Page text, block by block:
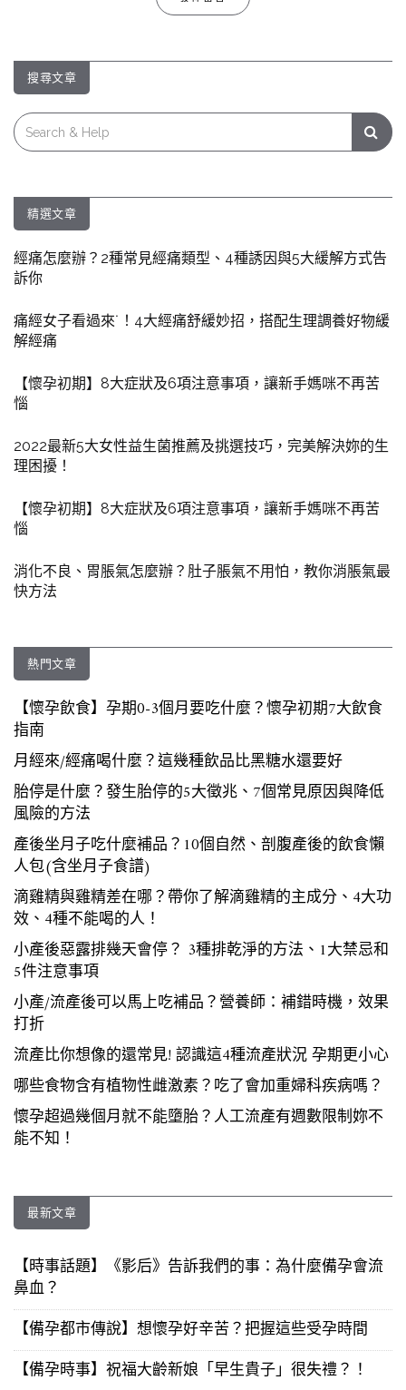
搜尋文章
Search
for:
精選文章
經痛怎麼辦？2種常見經痛類型、4種誘因與5大緩解方式告
訴你
痛經女子看過來˙！4大經痛舒緩妙招，搭配生理調養好物緩
解經痛
【懷孕初期】8大症狀及6項注意事項，讓新手媽咪不再苦
惱
2022最新5大女性益生菌推薦及挑選技巧，完美解決妳的生
理困擾！
【懷孕初期】8大症狀及6項注意事項，讓新手媽咪不再苦
惱
消化不良、胃脹氣怎麼辦？肚子脹氣不用怕，教你消脹氣最
快方法
熱門文章
【懷孕飲食】孕期0-3個月要吃什麼？懷孕初期7大飲食
指南
月經來/經痛喝什麼？這幾種飲品比黑糖水還要好
胎停是什麼？發生胎停的5大徵兆、7個常見原因與降低
風險的方法
產後坐月子吃什麼補品？10個自然、剖腹產後的飲食懶
人包(含坐月子食譜)
滴雞精與雞精差在哪？帶你了解滴雞精的主成分、4大功
效、4種不能喝的人！
小產後惡露排幾天會停？ 3種排乾淨的方法、1大禁忌和
5件注意事項
小產/流產後可以馬上吃補品？營養師：補錯時機，效果
打折
流產比你想像的還常見! 認識這4種流產狀況 孕期更小心
哪些食物含有植物性雌激素？吃了會加重婦科疾病嗎？
懷孕超過幾個月就不能墮胎？人工流產有週數限制妳不
能不知！
最新文章
【時事話題】《影后》告訴我們的事：為什麼備孕會流
鼻血？
【備孕都市傳說】想懷孕好辛苦？把握這些受孕時間
【備孕時事】祝福大齡新娘「早生貴子」很失禮？！